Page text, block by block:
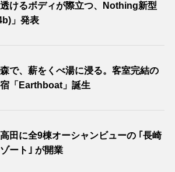
けるボディが際立つ、Nothing新型
」発表
で、薪をくべ湯に浸る。客室完結の
「Earthboat」誕生
田に全9棟オーシャンビューの ｢長崎
ート｣ が開業